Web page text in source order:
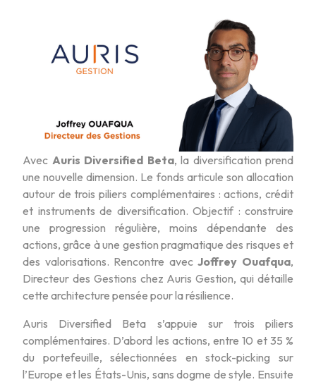
Avec Auris Diversified Beta, la diversification prend
une nouvelle dimension. Le fonds articule son allocation
autour de trois piliers complémentaires : actions, crédit
et instruments de diversification. Objectif : construire
une progression régulière, moins dépendante des
actions, grâce à une gestion pragmatique des risques et
des valorisations. Rencontre avecJoffrey Ouafqua,
Directeur des Gestions chez Auris Gestion, qui détaille
cette architecture pensée pour la résilience.
Auris Diversified Beta s’appuie sur trois piliers
complémentaires. D’abord les actions, entre 10 et 35 %
du portefeuille, sélectionnées en stock-picking sur
l’Europe et les États-Unis, sans dogme de style. Ensuite